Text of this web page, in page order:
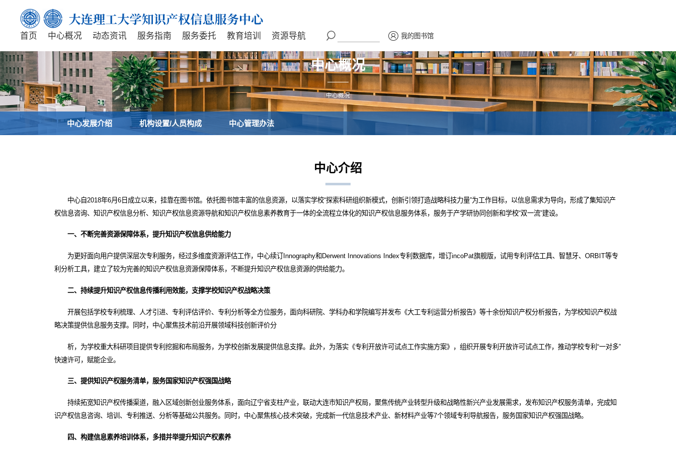
首页 中心概况 动态资讯 服务指南 服务委托 教育培训 资源导航 我的图书馆
中心概况
中心概况
中心发展介绍 机构设置/人员构成 中心管理办法
中心介绍
中心自2018年6月6日成立以来，挂靠在图书馆。依托图书馆丰富的信息资源，以落实学校“探索科研组织新模式，创新引领打造战略科技力量”为工作目标，以信息需求为导向，形成了集知识产
权信息咨询、知识产权信息分析、知识产权信息资源导航和知识产权信息素养教育于一体的全流程立体化的知识产权信息服务体系，服务于产学研协同创新和学校“双一流”建设。
一、不断完善资源保障体系，提升知识产权信息供给能力
为更好面向用户提供深层次专利服务，经过多维度资源评估工作，中心续订Innography和Derwent Innovations Index专利数据库，增订incoPat旗舰版，试用专利评估工具、智慧牙、ORBIT等专
利分析工具，建立了较为完善的知识产权信息资源保障体系，不断提升知识产权信息资源的供给能力。
二、持续提升知识产权信息传播利用效能，支撑学校知识产权战略决策
开展包括学校专利梳理、人才引进、专利评估评价、专利分析等全方位服务，面向科研院、学科办和学院编写并发布《大工专利运营分析报告》等十余份知识产权分析报告，为学校知识产权战
略决策提供信息服务支撑。同时，中心聚焦技术前沿开展领域科技创新评价分
析，为学校重大科研项目提供专利挖掘和布局服务，为学校创新发展提供信息支撑。此外，为落实《专利开放许可试点工作实施方案》，组织开展专利开放许可试点工作，推动学校专利“一对多”
快速许可，赋能企业。
三、提供知识产权服务清单，服务国家知识产权强国战略
持续拓宽知识产权传播渠道，融入区域创新创业服务体系，面向辽宁省支柱产业，联动大连市知识产权局，聚焦传统产业转型升级和战略性新兴产业发展需求，发布知识产权服务清单，完成知
识产权信息咨询、培训、专利推送、分析等基础公共服务。同时，中心聚焦核心技术突破，完成新一代信息技术产业、新材料产业等7个领域专利导航报告，服务国家知识产权强国战略。
四、构建信息素养培训体系，多措并举提升知识产权素养